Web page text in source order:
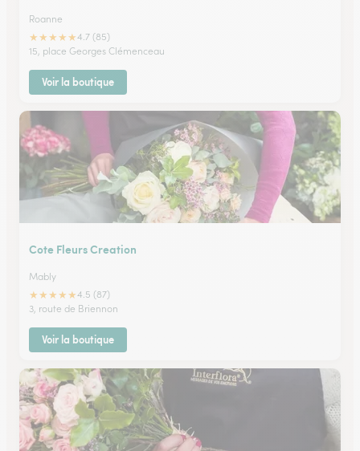
Roanne
★★★★★4.7 (85)
15, place Georges Clémenceau
Voir la boutique
Cote Fleurs Creation
Mably
★★★★★4.5 (87)
3, route de Briennon
Voir la boutique